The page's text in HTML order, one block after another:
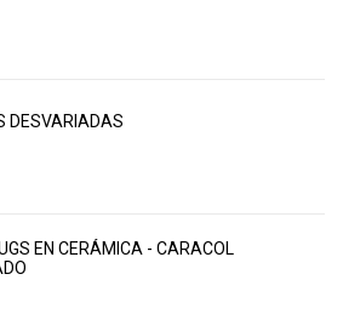
DESVARIADAS
EN CERÁMICA - CARACOL